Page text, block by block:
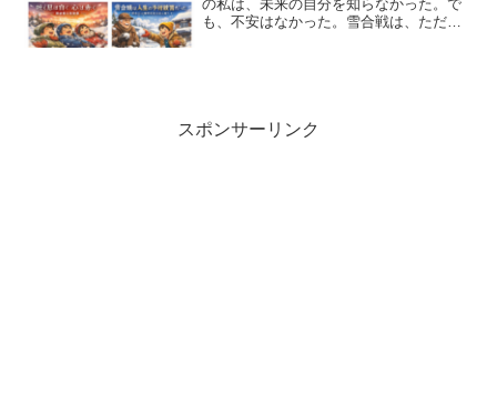
の私は、未来の自分を知らなかった。で
も、不安はなかった。雪合戦は、ただの
スポンサーリンク